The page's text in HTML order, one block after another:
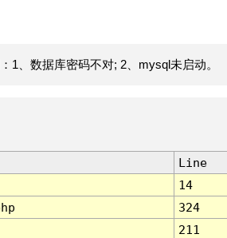
1、数据库密码不对; 2、mysql未启动。
Line
14
324
211